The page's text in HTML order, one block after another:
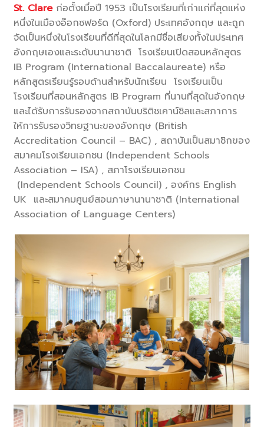
St. Clareก่อตั้งเมื่อปี 1953 เป็นโรงเรียนที่เก่าแก่ที่สุดแห่ง
หนึ่งในเมืองอ๊อกซฟอร์ด (Oxford) ประเทศอังกฤษ และถูก
จัดเป็นหนึ่งในโรงเรียนที่ดีที่สุดในโลกมีชื่อเสียงทั้งในประเทศ
อังกฤษเองและระดับนานาชาติ โรงเรียนเปิดสอนหลักสูตร
IB Program (International Baccalaureate) หรือ
หลักสูตรเรียนรู้รอบด้านสำหรับนักเรียน โรงเรียนเป็น
โรงเรียนที่สอนหลักสูตร IB Program ที่นานที่สุดในอังกฤษ
และได้รับการรับรองจากสถาบันบริติชเคาน์ซิลและสภาการ
ให้การรับรองวิทยฐานะของอังกฤษ (British
Accreditation Council – BAC) , สถาบันเป็นสมาชิกของ
สมาคมโรงเรียนเอกชน (Independent Schools
Association – ISA) , สภาโรงเรียนเอกชน
(Independent Schools Council) , องค์กร English
UK และสมาคมศูนย์สอนภาษานานาชาติ (International
Association of Language Centers)